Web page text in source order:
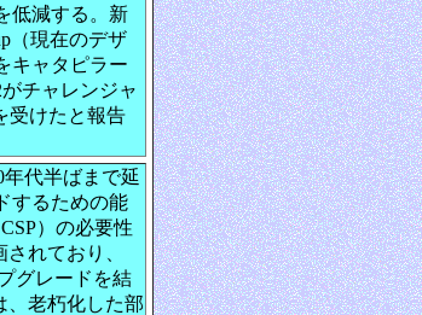
低減する。新
（現在のデザ
キャタピラー
チャレンジャ
受けたと報告
代半ばまで延
するための能
）の必要性
れており、
グレードを結
、老朽化した部